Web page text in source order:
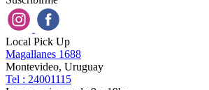
Local Pick Up
Magallanes 1688
Montevideo, Uruguay
Tel : 24001115